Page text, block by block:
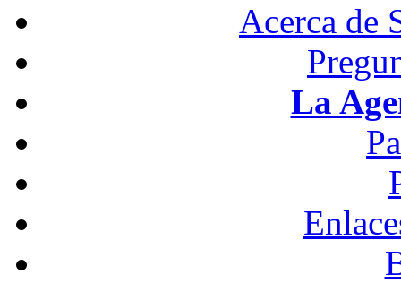
Acerca de
La